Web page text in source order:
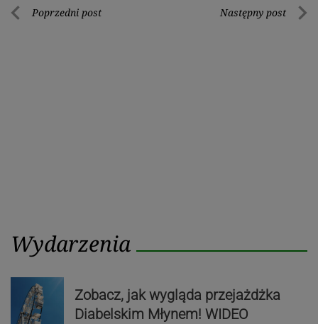
Nawigacja
Poprzedni post Następny post
Wydarzenia
Zobacz, jak wygląda przejażdżka
Diabelskim Młynem! WIDEO